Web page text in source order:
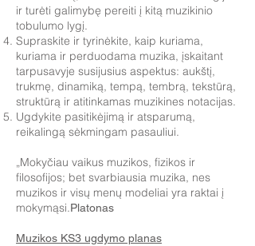
ir turėti galimybę pereiti į kitą muzikinio
tobulumo lygį.
Supraskite ir tyrinėkite, kaip kuriama,
kuriama ir perduodama muzika, įskaitant
tarpusavyje susijusius aspektus: aukštį,
trukmę, dinamiką, tempą, tembrą, tekstūrą,
struktūrą ir atitinkamas muzikines notacijas.
Ugdykite pasitikėjimą ir atsparumą,
reikalingą sėkmingam pasauliui.
„Mokyčiau vaikus muzikos, fizikos ir
filosofijos; bet svarbiausia muzika, nes
muzikos ir visų menų modeliai yra raktai į
mokymąsi.Platonas
Muzikos KS3 ugdymo planas